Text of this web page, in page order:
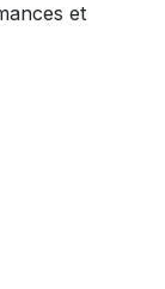
et